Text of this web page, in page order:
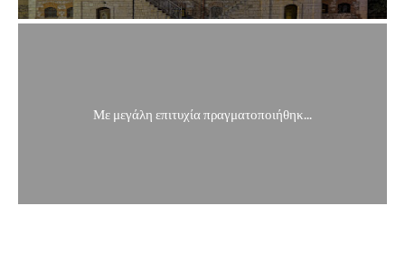
Με μεγάλη επιτυχία πραγματοποιήθηκ...